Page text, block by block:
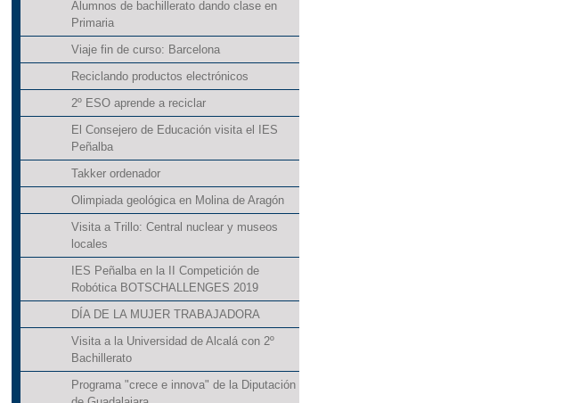
Alumnos de bachillerato dando clase en
Primaria
Viaje fin de curso: Barcelona
Reciclando productos electrónicos
2º ESO aprende a reciclar
El Consejero de Educación visita el IES
Peñalba
Takker ordenador
Olimpiada geológica en Molina de Aragón
Visita a Trillo: Central nuclear y museos
locales
IES Peñalba en la II Competición de
Robótica BOTSCHALLENGES 2019
DÍA DE LA MUJER TRABAJADORA
Visita a la Universidad de Alcalá con 2º
Bachillerato
Programa "crece e innova" de la Diputación